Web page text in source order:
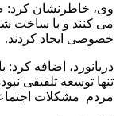
وی، خاطرنشان کرد:
می کنند و با ساخت
خصوصی ایجاد کردند.
دریانورد، اضافه کرد:
تنها توسعه تلفیقی
مردم مشکلات